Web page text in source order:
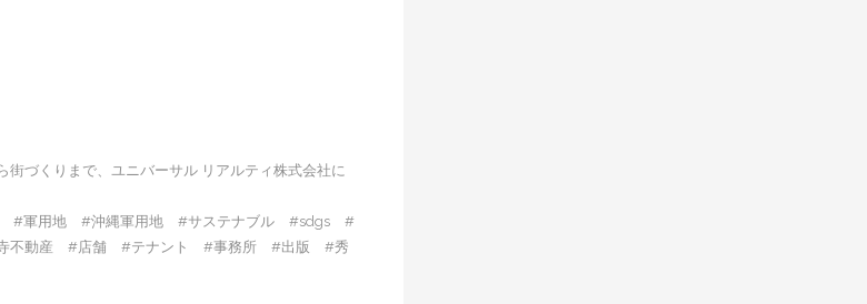
づくりまで、ユニバーサル リアルティ株式会社に
軍用地 #沖縄軍用地 #サステナブル #sdgs #
不動産 #店舗 #テナント #事務所 #出版 #秀